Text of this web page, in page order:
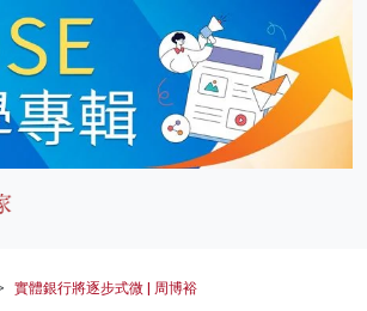
實體銀行將逐步式微 | 周博裕